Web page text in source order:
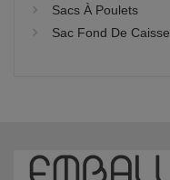
Sacs À Poulets
Sac Fond De Caisse